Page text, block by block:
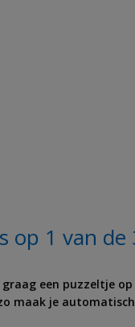
op 1 van
een puzzeltje
maak je